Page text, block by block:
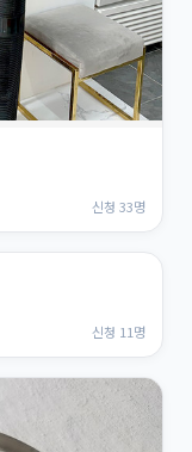
신청 33명
신청 11명